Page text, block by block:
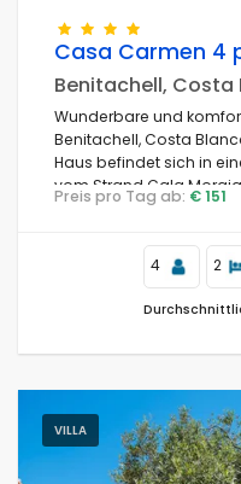
Casa Carmen 4
Benitachell, Costa
Wunderbare und
Benitachell, Costa
Haus befindet sich in
vom Strand Cala
Benitachell entfernt.
Preis pro Tag ab: € 151
4 2
VILLA